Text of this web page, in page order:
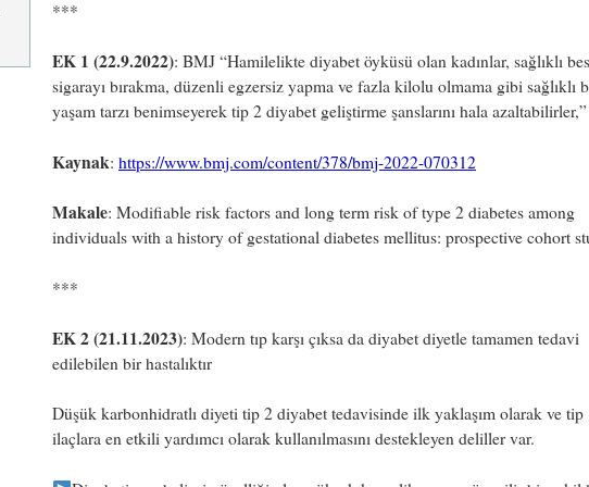
***
EK 1 (22.9.2022): BMJ “Hamilelikte diyabet öyküsü olan kadınlar, sağlıklı
sigarayı bırakma, düzenli egzersiz yapma ve fazla kilolu olmama gibi sağlıklı
yaşam tarzı benimseyerek tip 2 diyabet geliştirme şanslarını hala azaltabilirler,”
Kaynak: https://www.bmj.com/content/378/bmj-2022-070312
Makale: Modifiable risk factors and long term risk of type 2 diabetes among
individuals with a history of gestational diabetes mellitus: prospective cohort
***
EK 2 (21.11.2023): Modern tıp karşı çıksa da diyabet diyetle tamamen tedavi
edilebilen bir hastalıktır
Düşük karbonhidratlı diyeti tip 2 diyabet tedavisinde ilk yaklaşım olarak ve tip
ilaçlara en etkili yardımcı olarak kullanılmasını destekleyen deliller var.